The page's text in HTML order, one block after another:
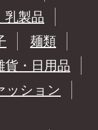
乳製品
麺類
貨・日用品
ッション